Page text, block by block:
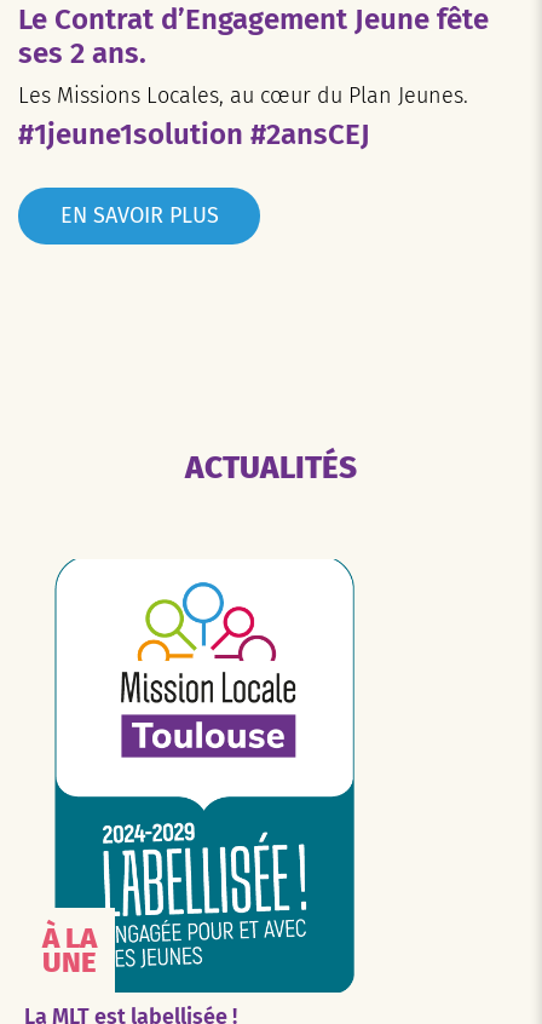
Le Contrat d’Engagement Jeune fête
ses 2 ans.
Les Missions Locales, au cœur du Plan Jeunes.
#1jeune1solution #2ansCEJ
EN SAVOIR PLUS
ACTUALITÉS
À LA
UNE
La MLT est labellisée !